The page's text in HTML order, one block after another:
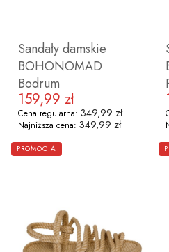
Sandały damskie
BOHONOMAD
Bodrum
Cena promocyjna
159,99 zł
Cena regularna: 349,99 zł
Najniższa cena: 349,99 zł
ZOBACZ PRODUKT
PROMOCJA